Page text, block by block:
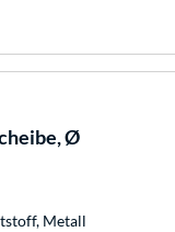
Ø
Metall